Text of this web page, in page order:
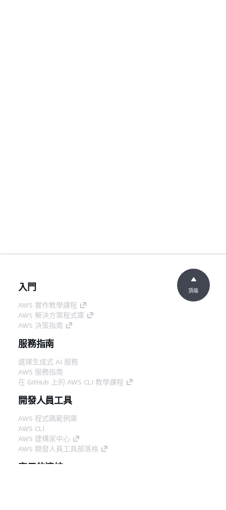
入門
AWS 實作教學課程
AWS 解決方案程式庫
AWS 決策指南
服務指南
選擇生成式 AI 服務
AWS 服務指南
在 GitHub 上的 AWS CLI 教學課程
開發人員工具
AWS 程式碼範例庫
AWS CLI
AWS 建構家中心
AWS 開發人員工具部落格
實用的連結
頂端